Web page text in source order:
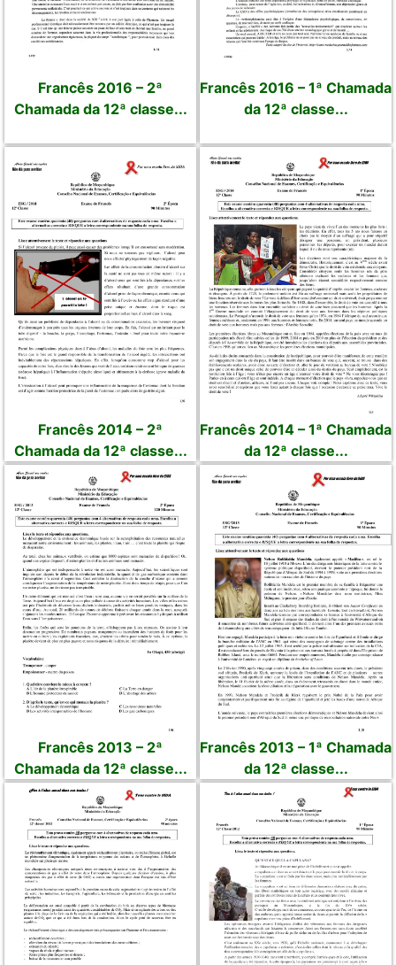
Francês 2016 – 2ª
Chamada da 12ª classe...
Francês 2016 – 1ª Chamada
da 12ª classe...
Francês 2014 – 2ª
Chamada da 12ª classe...
Francês 2014 – 1ª Chamada
da 12ª classe...
Francês 2013 – 2ª
Chamada da 12ª classe...
Francês 2013 – 1ª Chamada
da 12ª classe...